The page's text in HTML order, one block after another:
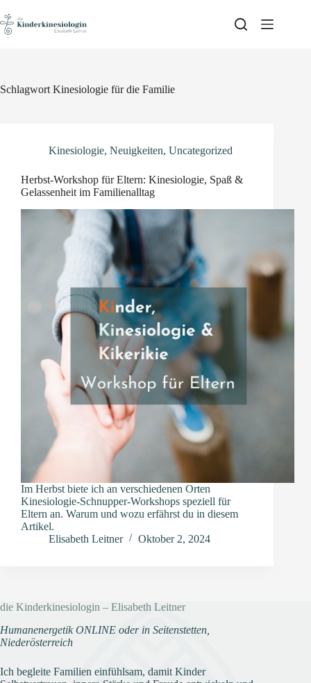
to
content
Schlagwort Kinesiologie für die Familie
Kinesiologie, Neuigkeiten, Uncategorized
Herbst-Workshop für Eltern: Kinesiologie, Spaß &
Gelassenheit im Familienalltag
Im Herbst biete ich an verschiedenen Orten
Kinesiologie-Schnupper-Workshops speziell für
Eltern an. Warum und wozu erfährst du in diesem
Artikel.
Elisabeth Leitner
Oktober 2, 2024
die Kinderkinesiologin – Elisabeth Leitner
Humanenergetik ONLINE oder in Seitenstetten,
Niederösterreich
Ich begleite Familien einfühlsam, damit Kinder